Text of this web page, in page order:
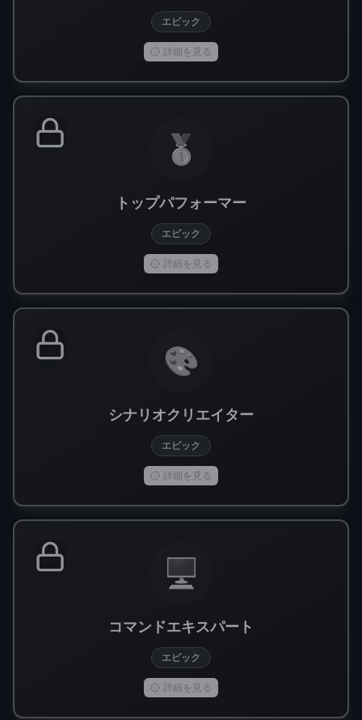
エピック
詳細を見る
🥇
トップパフォーマー
エピック
詳細を見る
🎨
シナリオクリエイター
エピック
詳細を見る
🖥️
コマンドエキスパート
エピック
詳細を見る